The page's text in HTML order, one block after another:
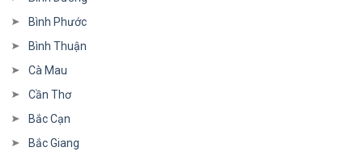
Bình Phước
Bình Thuận
Cà Mau
Cần Thơ
Bắc Cạn
Bắc Giang